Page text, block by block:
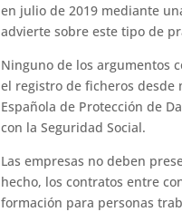
en julio de 2019 mediante
advierte sobre este tipo de
Ninguno de los argumentos
el registro de ficheros desde
Española de Protección de
con la Seguridad Social.
Las empresas no deben
hecho, los contratos entre
formación para personas